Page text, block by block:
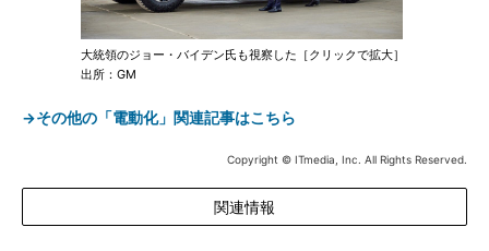
大統領のジョー・バイデン氏も視察した［クリックで拡大］
出所：GM
→その他の「電動化」関連記事はこちら
Copyright © ITmedia, Inc. All Rights Reserved.
関連情報